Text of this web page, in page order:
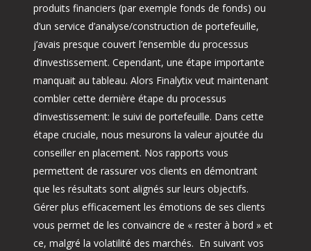
produits financiers (par exemple fonds de fonds) ou
d’un service d’analyse/construction de portefeuille,
j’avais presque couvert l’ensemble du processus
d’investissement. Cependant, une étape importante
manquait au tableau. Alors Finalytix veut maintenant
combler cette dernière étape du processus
d’investissement: le suivi de portefeuille. Dans cette
étape cruciale, nous mesurons la valeur ajoutée du
conseiller en placement. Nos rapports vous
permettent de rassurer vos clients en démontrant
que les résultats sont alignés sur leurs objectifs.
Gérer plus efficacement les émotions de ses clients
vous permet de les convaincre de « rester à bord » et
ce, malgré la volatilité des marchés. En suivant vos